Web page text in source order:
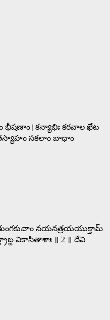
భీషణాం। కన్యాభిః కరవాల ఖేట
తస్యాహం సకలాం బాధాం
తుంగకుచాం నయనత్రయయుక్తామ్
వికాసితాశాః ॥ 2 ॥ దేవి